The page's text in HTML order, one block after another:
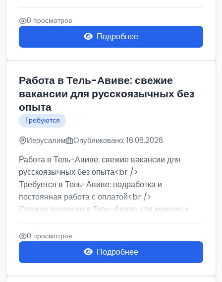
0 просмотров
Подробнее
Работа в Тель-Авиве: свежие
вакансии для русскоязычных без
опыта
Требуются
Иерусалим Опубликовано: 16.06.2026
Работа в Тель-Авиве: свежие вакансии для
русскоязычных без опыта<br />
Требуется в Тель-Авиве: подработка и
постоянная работа с оплатой<br />
Свежие вакансии в Тель-Авиве для мужчин и
женщин от хозя...
0 просмотров
Подробнее